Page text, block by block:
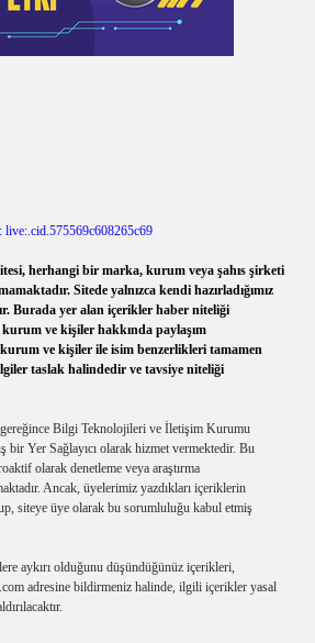
live:.cid.575569c608265c69
herhangi bir marka, kurum veya şahıs şirketi
Sitede yalnızca kendi hazırladığımız
Burada yer alan içerikler haber niteliği
ve kişiler hakkında paylaşım
ve kişiler ile isim benzerlikleri tamamen
taslak halindedir ve tavsiye niteliği
gereğince Bilgi Teknolojileri ve İletişim Kurumu
bir Yer Sağlayıcı olarak hizmet vermektedir. Bu
olarak denetleme veya araştırma
Ancak, üyelerimiz yazdıkları içeriklerin
siteye üye olarak bu sorumluluğu kabul etmiş
aykırı olduğunu düşündüğünüz içerikleri,
adresine bildirmeniz halinde, ilgili içerikler yasal